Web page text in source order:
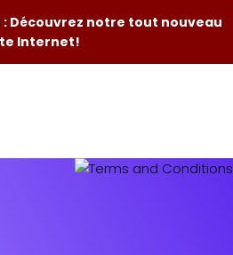
: Découvrez notre tout nouveau
Internet!